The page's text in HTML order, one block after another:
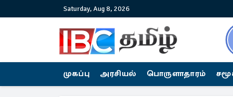
Saturday, Aug 8, 2026
முகப்பு அரசியல் பொருளாதாரம்